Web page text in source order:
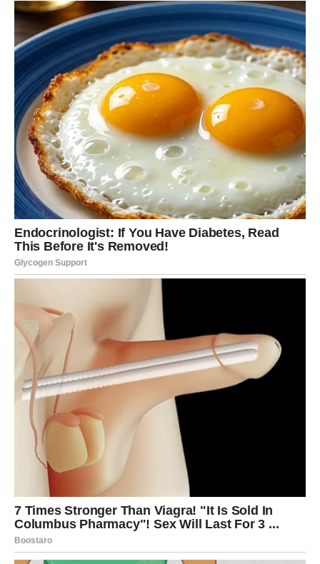
Blizanci ulaze u ponedeljak sa mnogo ideja i planova. Vaš
um će raditi brzo i bićete puni inspiracije, ali će biti važno
da se fokusirate na ono što je zaista bitno.
Na poslovnom planu moguće je mnogo komunikacije,
razgovora i novih informacija. Neko može tražiti vaš savet
ili pomoć, jer ljudi u vašem okruženju prepoznaju vašu
sposobnost da brzo pronađete rešenje za problem.
U ljubavi ovaj dan može doneti zanimljive susrete ili
poruke. Ako ste slobodni, neko iz prošlosti može ponovo
pokušati da uđe u vaš život. Biće važno da slušate svoje
srce i procenite da li je to zaista ono što želite.
Rakovi će ovog ponedeljka biti veoma emotivni i intuitivni.
Možete osetiti potrebu da se povučete na trenutak i
razmislite o nekim važnim životnim pitanjima.
Na poslu je moguće da ćete morati da rešite situaciju koja
zahteva diplomatičnost i strpljenje. Vaša sposobnost da
razumete druge ljude biće velika prednost.
U ljubavi Rakovi traže dubinu i iskrenost. Partner može
želeti da vam pokaže koliko mu značite kroz pažnju i
podršku. Slobodni Rakovi mogu upoznati osobu koja u
njima budi osećaj sigurnosti i bliskosti.